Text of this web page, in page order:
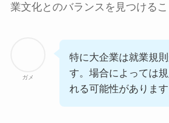
業文化とのバランスを見つけるこ
ガメ
特に大企業は就業規
す。場合によっては
れる可能性があります